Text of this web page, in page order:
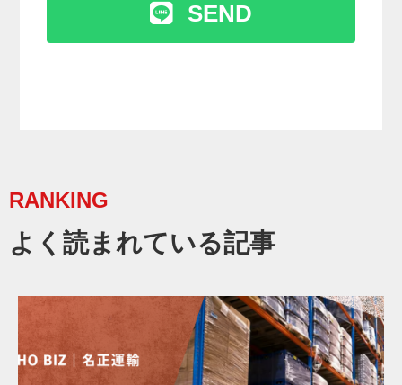
SEND
RANKING
よく読まれている記事